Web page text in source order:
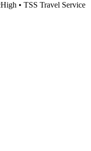
• TSS Travel Service